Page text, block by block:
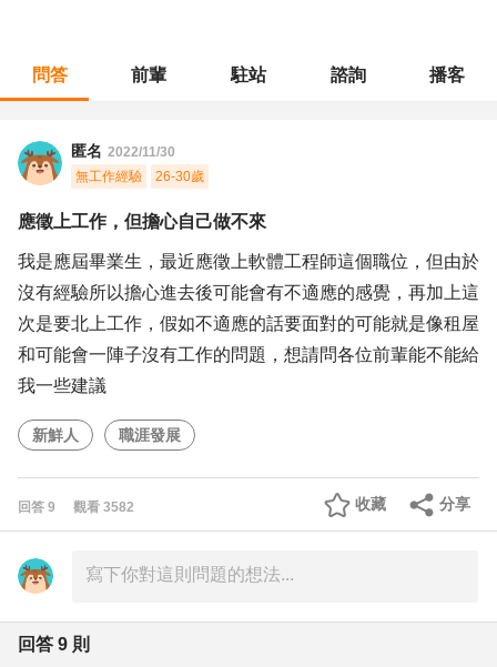
問答 前輩 駐站 諮詢 播客
匿名 2022/11/30
無工作經驗
26-30歲
應徵上工作，但擔心自己做不來
我是應屆畢業生，最近應徵上軟體工程師這個職位，但由於
沒有經驗所以擔心進去後可能會有不適應的感覺，再加上這
次是要北上工作，假如不適應的話要面對的可能就是像租屋
和可能會一陣子沒有工作的問題，想請問各位前輩能不能給
我一些建議
新鮮人 職涯發展
回答 9 觀看 3582 分享
收藏
回答 9 則